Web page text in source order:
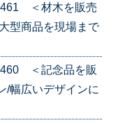
＜材木を販売
型商品を現場まで
＜記念品を販
/幅広いデザインに